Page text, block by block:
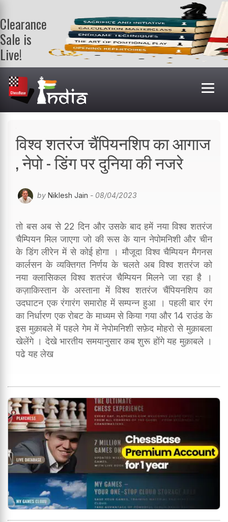
Clearance
Sale is
Live!
Get a FREE
book on
purchasing 2
or more
books. Valid
विश्व शतरंज चैंपियनशिप का आगाज
, नेपो - डिंग पर दुनिया की नजरे
by Niklesh Jain - 08/04/2023
तो बस अब से 22 दिन और उसके बाद हमें नया विश्व शतरंज
चैम्पियन मिल जाएगा जो की रूस के यान नेपोमनिशी और चीन
के डिंग लीरेन में से कोई होगा । मौजूदा विश्व चैम्पियन मैगनस
कार्लसन के व्यक्तिगत निर्णय के चलते अब विश्व शतरंज को
नया क्लासिकल विश्व शतरंज चैम्पियन मिलने जा रहा है ।
कज़ाकिस्तान के अस्ताना में विश्व शतरंज चैंपियनशिप का
उदघाटन एक रंगारंग समारोह में सम्पन्न हुआ । पहली बार रंग
का निर्धारण एक रोबट के माध्यम से किया गया और 14 राउंड के
इस मुक़ाबले में पहले गेम में नेपोमनिशी सफ़ेद मोहरो से मुक़ाबला
खेलेंगे । देखे भारतीय समयानुसार कब शुरू होंगे यह मुक़ाबले ।
पढे यह लेख